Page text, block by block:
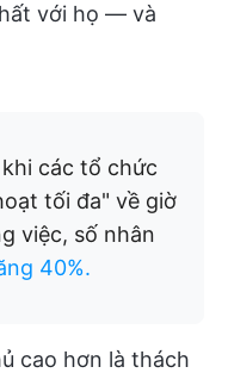
với họ — và
các tổ chức
tối đa" về giờ
việc, số nhân
40%.
cao hơn là thách